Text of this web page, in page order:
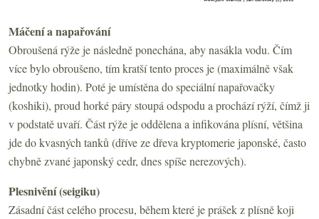
Máčení a napařování
Obroušená rýže je následně ponechána, aby nasákla vodu. Čím
více bylo obroušeno, tím kratší tento proces je (maximálně však
jednotky hodin). Poté je umístěna do speciální napařovačky
(koshiki), proud horké páry stoupá odspodu a prochází rýží, čímž ji
v podstatě uvaří. Část rýže je oddělena a infikována plísní, většina
jde do kvasných tanků (dříve ze dřeva kryptomerie japonské, často
chybně zvané japonský cedr, dnes spíše nerezových).
Plesnivění (seigiku)
Zásadní část celého procesu, během které je prášek z plísně koji